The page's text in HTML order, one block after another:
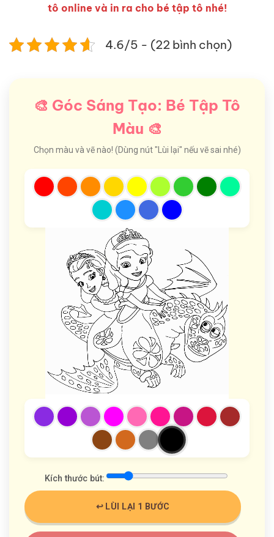
tô online và in ra cho bé tập tô nhé!
4.6/5 - (22 bình chọn)
🎨 Góc Sáng Tạo: Bé Tập Tô
Màu 🎨
Chọn màu và vẽ nào! (Dùng nút "Lùi lại" nếu vẽ sai nhé)
Kích thước bút:
↩️ LÙI LẠI 1 BƯỚC